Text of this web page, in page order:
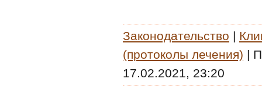
Законодательство |
(протоколы лечения) |
17.02.2021, 23:20